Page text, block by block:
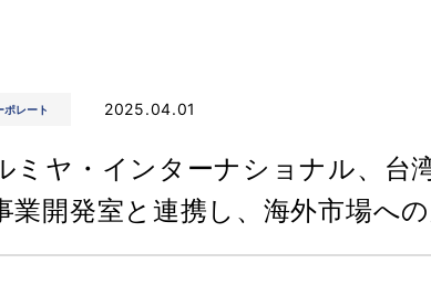
ポレート 2025.04.01
ミヤ・インターナショナル、台
業開発室と連携し、海外市場へ